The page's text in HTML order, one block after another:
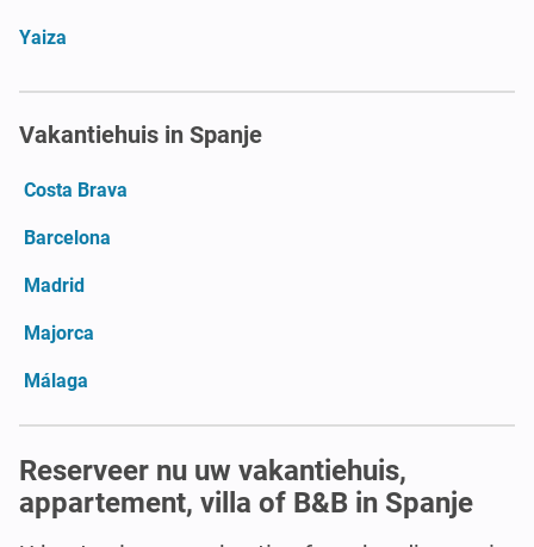
Yaiza
Vakantiehuis in Spanje
Costa Brava
Barcelona
Madrid
Majorca
Málaga
Reserveer nu uw vakantiehuis,
appartement, villa of B&B in Spanje